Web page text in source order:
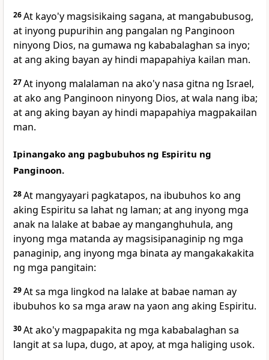
26At kayo'y magsisikaing sagana, at mangabubusog,
at inyong pupurihin ang pangalan ng Panginoon
ninyong Dios, na gumawa ng kababalaghan sa inyo;
atang aking bayan ay hindi mapapahiya kailan man.
27At inyong malalaman na ako'y nasa gitna ng Israel,
at ako ang Panginoon ninyong Dios, at wala nang iba;
at ang aking bayan ay hindi mapapahiya magpakailan
man.
Ipinangako ang pagbubuhos ng Espiritu ng
Panginoon.
28At mangyayari pagkatapos, na ibubuhos ko ang
aking Espiritu sa lahat ng laman; atang inyong mga
anak na lalake at babae ay manganghuhula, ang
inyong mga matanda ay magsisipanaginip ng mga
panaginip, ang inyong mga binata ay mangakakakita
ng mga pangitain:
29At sa mga lingkod na lalake at babae naman ay
ibubuhos ko sa mga araw na yaon ang aking Espiritu.
30Atako'y magpapakita ng mga kababalaghan sa
langit at sa lupa, dugo, at apoy, at mga haliging usok.